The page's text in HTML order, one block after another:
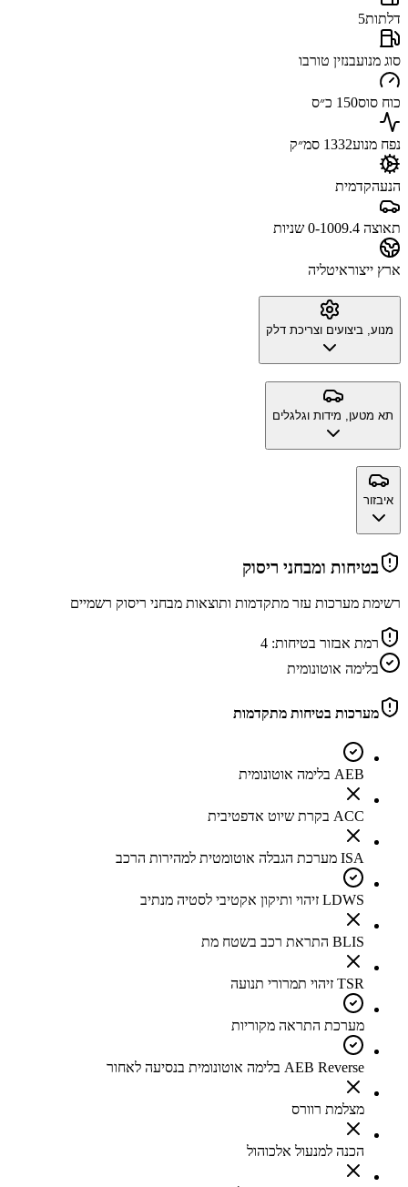
דלתות5
סוג מנועבנזין טורבו
כוח סוס150 כ״ס
נפח מנוע1332 סמ״ק
הנעהקדמית
תאוצה 0-100 9.4 שניות
ארץ ייצוראיטליה
מנוע, ביצועים וצריכת דלק
תא מטען, מידות וגלגלים
איבזור
בטיחות ומבחני ריסוק
רשימת מערכות עזר מתקדמות ותוצאות מבחני ריסוק רשמיים
רמת אבזור בטיחות: 4
בלימה אוטונומית
מערכות בטיחות מתקדמות
AEB בלימה אוטונומית
ACC בקרת שיוט אדפטיבית
ISA מערכת הגבלה אוטומטית למהירות הרכב
LDWS זיהוי ותיקון אקטיבי לסטיה מנתיב
BLIS התראת רכב בשטח מת
TSR זיהוי תמרורי תנועה
מערכת התראה מקוריות
AEB Reverse בלימה אוטונומית בנסיעה לאחור
מצלמת רוורס
הכנה למנעול אלכוהול